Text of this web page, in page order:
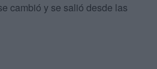
cambió y se salió desde las